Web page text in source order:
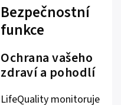
Bezpečnostní
funkce
Ochrana vašeho
zdraví a pohodlí
LifeQuality monitoruje